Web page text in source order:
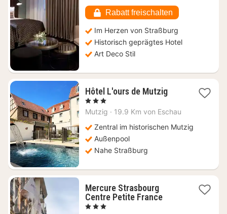
219
€
Rabatt freischalten
Im Herzen von Straßburg
Historisch geprägtes Hotel
Art Deco Stil
Hôtel L'ours de Mutzig1
ab
€
, 3 Sterne
Mutzig · 19.9 Km von Eschau
Zentral im historischen Mutzig
Außenpool
Nahe Straßburg
Mercure Strasbourg
Centre Petite France1
, 3 Sterne